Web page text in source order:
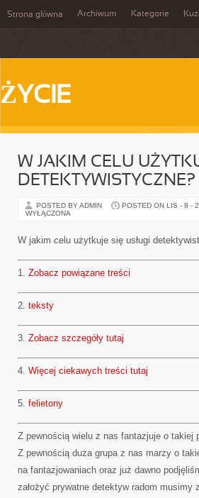
Strona główna Archiwum Kategorie
ŻYCIE
W JAKIM CELU
DETEKTYWISTYCZNE?
POSTED BY ADMIN POSTED ON LIS - 8 -
WYŁĄCZONA
W jakim celu użytkuje się usługi
1. Zobacz powiązane treści
2. teksty
3. Zobacz szczegóły tutaj
4. Więcej ciekawych treści tutaj
5. felietony
Z pewnością wielu z nas fantazjuje o takiej
Z pewnością duża grupa z nas marzy o
na fantazjowaniach oraz już dawno
założyć prywatne detektyw radom musimy